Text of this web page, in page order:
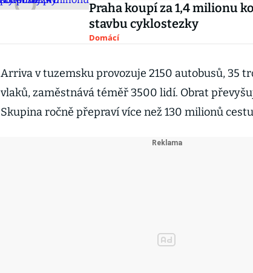
Praha koupí za 1,4 milionu
stavbu cyklostezky
Domácí
Arriva v tuzemsku provozuje 2150 autobusů, 35
vlaků, zaměstnává téměř 3500 lidí. Obrat
Skupina ročně přepraví více než 130 milionů